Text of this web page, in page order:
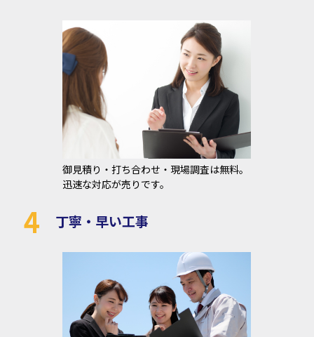
御見積り・打ち合わせ・現場調査は無料。
迅速な対応が売りです。
4 丁寧・早い工事